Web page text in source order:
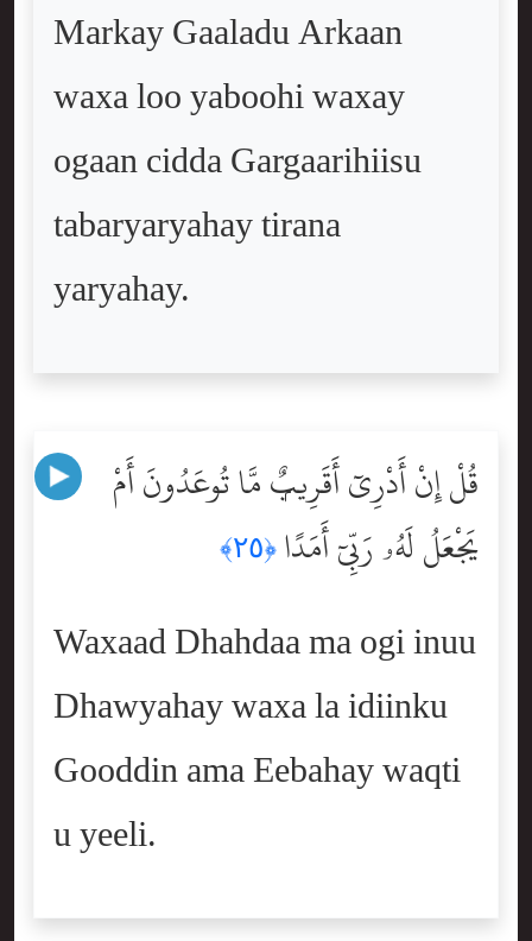
Markay Gaaladu Arkaan
waxa loo yaboohi waxay
ogaan cidda Gargaarihiisu
tabaryaryahay tirana
yaryahay.
قُلْ إِنْ أَدْرِىٓ أَقَرِيبٌۭ مَّا تُوعَدُونَ أَمْ
يَجْعَلُ لَهُۥ رَبِّىٓ أَمَدًا ﴿٢٥﴾
Waxaad Dhahdaa ma ogi inuu
Dhawyahay waxa la idiinku
Gooddin ama Eebahay waqti
u yeeli.